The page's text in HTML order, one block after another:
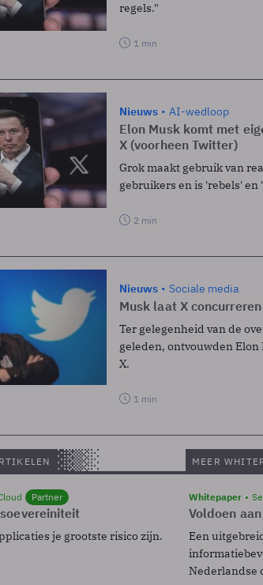
regels."
1 min
Nieuws AI-wedloop
Elon Musk komt met
X (voorheen Twitter)
Grok maakt gebruik van
gebruikers en is 'rebels' en
2 min
Nieuws Sociale media
Musk laat X
Ter gelegenheid van de
geleden, ontvouwden
X.
1 min
Partner
je grootste risico zijn.
MEER
Whitepaper
Voldoen
Een
Nederlandse